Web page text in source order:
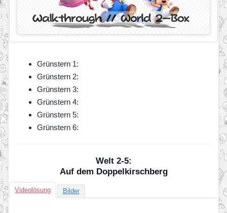
Grünstern 1:
Grünstern 2:
Grünstern 3:
Grünstern 4:
Grünstern 5:
Grünstern 6:
Welt 2-5:
Auf dem Doppelkirschberg
Videolösung Bilder